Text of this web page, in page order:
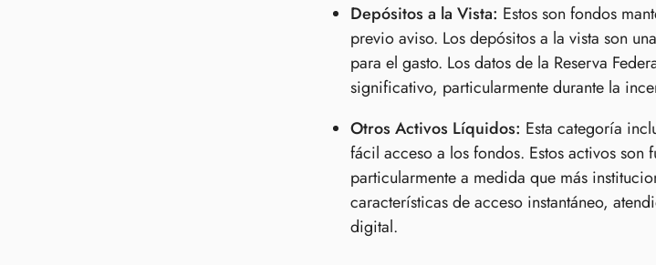
Depósitos a la Vista: Estos son fondos
previo aviso. Los depósitos a la vista son
para el gasto. Los datos de la Reserva
significativo, particularmente durante la
Otros Activos Líquidos: Esta categoría
fácil acceso a los fondos. Estos activos
particularmente a medida que más
características de acceso instantáneo,
digital.